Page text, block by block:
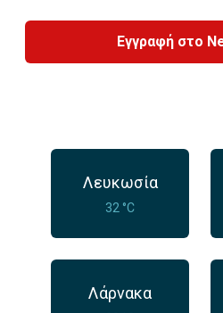
Εγγραφή στο
Λευκωσία
32 °C
Λάρνακα